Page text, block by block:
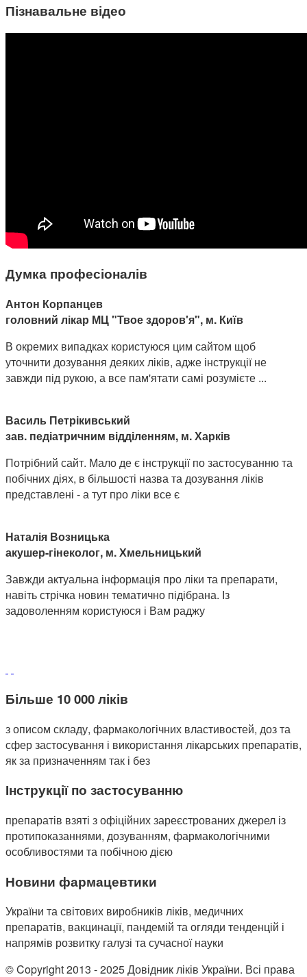
Пізнавальне відео
Думка професіоналів
Антон Корпанцев
головний лікар МЦ "Твое здоров'я", м. Київ
В окремих випадках користуюся цим сайтом щоб
уточнити дозування деяких ліків, адже інструкції не
завжди під рукою, а все пам'ятати самі розумієте ...
Василь Петрікивський
зав. педіатричним відділенням, м. Харків
Потрібний сайт. Мало де є інструкції по застосуванню та
побічних діях, в більшості назва та дозування ліків
представлені - а тут про ліки все є
Наталія Возницька
акушер-гінеколог, м. Хмельницький
Завжди актуальна інформація про ліки та препарати,
навіть стрічка новин тематично підібрана. Із
задоволенням користуюся і Вам раджу
Більше 10 000 ліків
з описом складу, фармакологічних властивостей, доз та
сфер застосування і використання лікарських препаратів,
як за призначенням так і без
Інструкції по застосуванню
препаратів взяті з офіційних зареєстрованих джерел із
протипоказаннями, дозуванням, фармакологічними
особливостями та побічною дією
Новини фармацевтики
України та світових виробників ліків, медичних
препаратів, вакцинації, пандемій та огляди тенденцій і
напрямів розвитку галузі та сучасної науки
© Copyright 2013 - 2025 Довідник ліків України. Всі права